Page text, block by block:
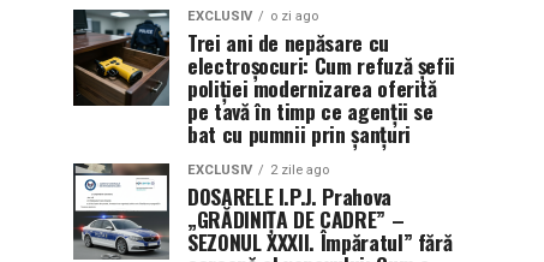
EXCLUSIV o zi ago
Trei ani de nepăsare cu
electroșocuri: Cum refuză șefii
poliției modernizarea oferită
pe tavă în timp ce agenții se
bat cu pumnii prin șanțuri
EXCLUSIV 2 zile ago
DOSARELE I.P.J. Prahova
„GRĂDINIȚA DE CADRE” –
SEZONUL XXXII. Împăratul” fără